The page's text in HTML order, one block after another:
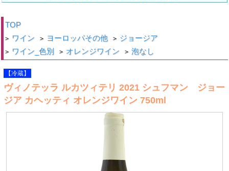
TOP
> ワイン > ヨーロッパその他 > ジョージア
> ワイン_色別 > オレンジワイン > 泡なし
【冷蔵】
ヴィノテッラ ルカツィテリ 2021 シュフマン ジョー
ジア カヘッティ オレンジワイン 750ml